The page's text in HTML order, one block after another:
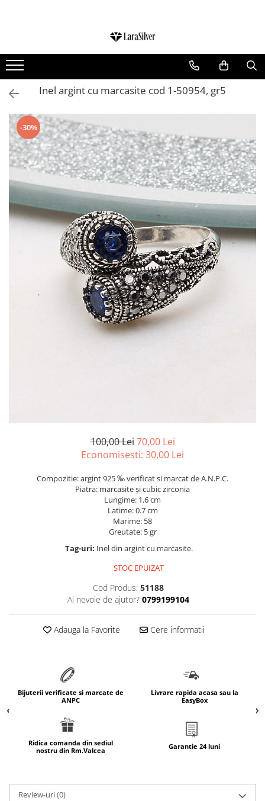
CERCEI ARGINT
BRATARI ARGINT
COLIERE ARGINT
LANTISOARE ARGINT
CRUCIULITE SI ICONITE ARGINT
PANDANTIVE ARGINT
BROSE ARGINT
VERIGHETE ARGINT
BIJUTERII ARGINT PENTRU COPII
BIJUTERII ARGINT PENTRU BARBATI
INELE ARGINT
marime reglabila
marimea 48
marimea 60
marime reglabila
marimea 52
marimea 55
marimea 58
Inel argint cu marcasite cod 1-50954, gr5
-30%
100,00 Lei 70,00 Lei
Economisesti: 30,00 Lei
Compozitie: argint 925 ‰ verificat si marcat de A.N.P.C.
Piatra: marcasite și cubic zirconia
Lungime: 1.6 cm
Latime: 0.7 cm
Marime: 58
Greutate: 5 gr
Tag-uri: Inel din argint cu marcasite.
STOC EPUIZAT
Cod Produs: 51188
Ai nevoie de ajutor? 0799199104
Adauga la Favorite Cere informatii
Bijuterii verificate si marcate de
ANPC
Livrare rapida acasa sau la
EasyBox
Ridica comanda din sediul
nostru din Rm.Valcea
Garantie 24 luni
Review-uri(0)